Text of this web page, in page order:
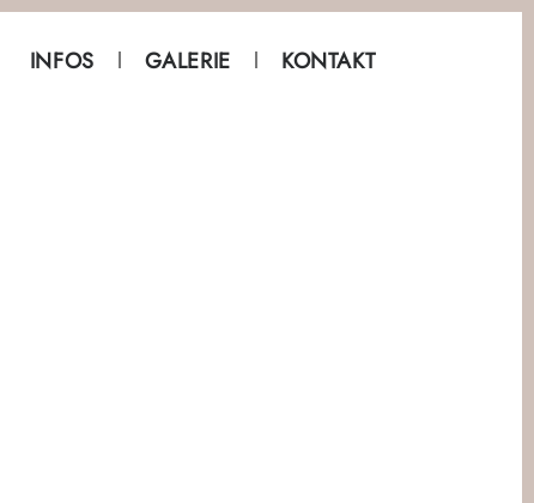
INFOS GALERIE KONTAKT